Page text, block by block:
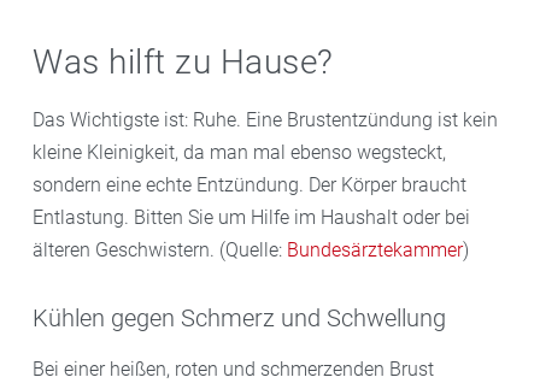
Was hilft zu Hause?
Das Wichtigste ist: Ruhe. Eine Brustentzündung ist kein
kleine Kleinigkeit, da man mal ebenso wegsteckt,
sondern eine echte Entzündung. Der Körper braucht
Entlastung. Bitten Sie um Hilfe im Haushalt oder bei
älteren Geschwistern. (Quelle: Bundesärztekammer)
Kühlen gegen Schmerz und Schwellung
Bei einer heißen, roten und schmerzenden Brust